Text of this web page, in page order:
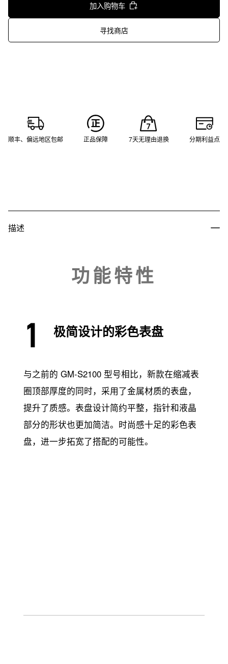
加入购物车
寻找商店
顺丰、偏远地区包邮 正品保障 7天无理由退换 分期利益点
描述
功能特性
极简设计的彩色表盘
与之前的 GM-S2100 型号相比，新款在缩减表
圈顶部厚度的同时，采用了金属材质的表盘，
提升了质感。表盘设计简约平整，指针和液晶
部分的形状也更加简洁。时尚感十足的彩色表
盘，进一步拓宽了搭配的可能性。